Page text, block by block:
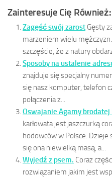
Zainteresuje Cię Również:
Zagęść swój zarost Gęsty
marzeniem wielu
szczęście, że z natury
Sposoby na ustalenie
znajduje się specjalny
się nasz komputer, telefon
połączenia z...
Oswajanie Agamy brodatej
karłowata jest jaszczurką
hodowców w Polsce.
się ona niewielką masą, a...
Wyjedź z psem. Coraz
rozwiązaniem jakim jest